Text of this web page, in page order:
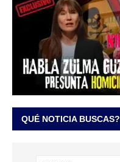
QUÉ NOTICIA BUSCAS?